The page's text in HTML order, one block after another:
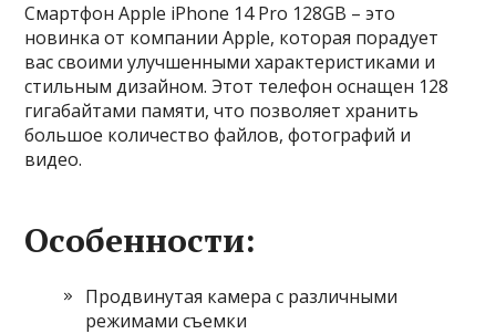
Смартфон Apple iPhone 14 Pro 128GB – это
новинка от компании Apple, которая порадует
вас своими улучшенными характеристиками и
стильным дизайном. Этот телефон оснащен 128
гигабайтами памяти, что позволяет хранить
большое количество файлов, фотографий и
видео.
Особенности:
Продвинутая камера с различными
режимами съемки